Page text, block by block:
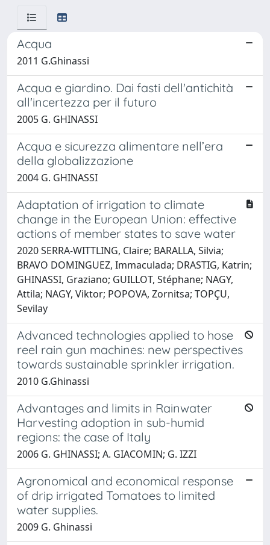
Acqua
2011 G.Ghinassi
Acqua e giardino. Dai fasti dell'antichità
all'incertezza per il futuro
2005 G. GHINASSI
Acqua e sicurezza alimentare nell’era
della globalizzazione
2004 G. GHINASSI
Adaptation of irrigation to climate
change in the European Union: effective
actions of member states to save water
2020 SERRA-WITTLING, Claire; BARALLA, Silvia;
BRAVO DOMINGUEZ, Immaculada; DRASTIG, Katrin;
GHINASSI, Graziano; GUILLOT, Stéphane; NAGY,
Attila; NAGY, Viktor; POPOVA, Zornitsa; TOPÇU,
Sevilay
Advanced technologies applied to hose
reel rain gun machines: new perspectives
towards sustainable sprinkler irrigation.
2010 G.Ghinassi
Advantages and limits in Rainwater
Harvesting adoption in sub-humid
regions: the case of Italy
2006 G. GHINASSI; A. GIACOMIN; G. IZZI
Agronomical and economical response
of drip irrigated Tomatoes to limited
water supplies.
2009 G. Ghinassi